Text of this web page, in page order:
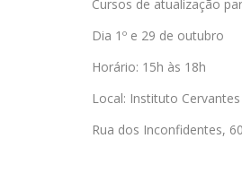
Cursos de atualização
Dia 1º e 29 de outubro
Horário: 15h às 18h
Local: Instituto
Rua dos Inconfidentes,